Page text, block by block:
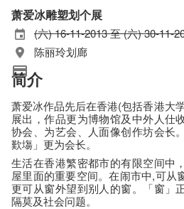
萧爱冰雕塑划个展
(六) 16-11-2013 至 (六) 30-11-
陈丽玲划廊
简介
萧爱冰作品先后在香港(包括香港大
展出，作品更为博物馆及中外人仕
协会、为艺会、人面像创作坊会长
歎塲」更为会长。
生活在香港繁密都市的有限空间中
屋里面的重要空间。在闹市中,可从
更可从窗外望到别人的窗。「窗」
隔莫及社会问题。